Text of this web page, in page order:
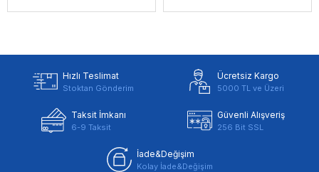
Hızlı Teslimat
Stoktan Gönderim
Ücretsiz Kargo
5000 TL ve Üzeri
Taksit İmkanı
6-9 Taksit
Güvenli Alışveriş
256 Bit SSL
İade&Değişim
Kolay İade&Değişim